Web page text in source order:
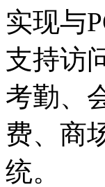
实现与
支持访
考勤、
费、商
统。